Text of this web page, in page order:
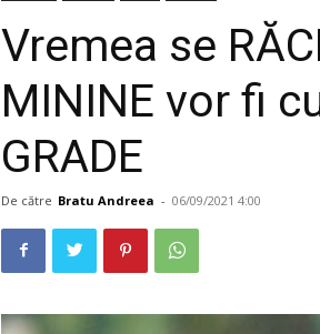
Vremea se
MININE vor fi
GRADE
De către Bratu Andreea - 06/09/2021 4:00